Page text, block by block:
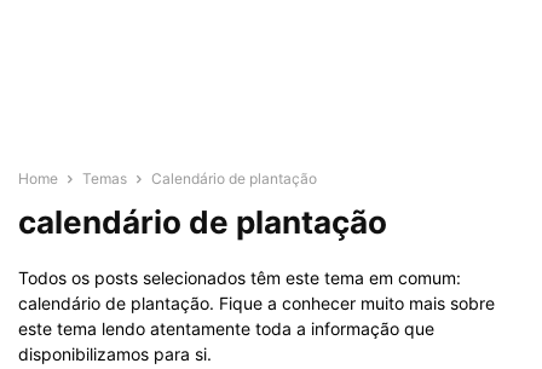
Home Temas Calendário de plantação
calendário de plantação
Todos os posts selecionados têm este tema em comum:
calendário de plantação. Fique a conhecer muito mais sobre
este tema lendo atentamente toda a informação que
disponibilizamos para si.